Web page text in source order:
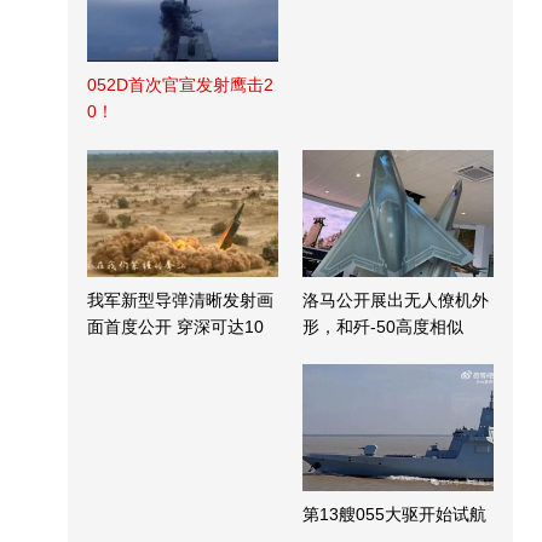
052D首次官宣发射鹰击2
0！
我军新型导弹清晰发射画
面首度公开 穿深可达10
洛马公开展出无人僚机外
形，和歼-50高度相似
第13艘055大驱开始试航